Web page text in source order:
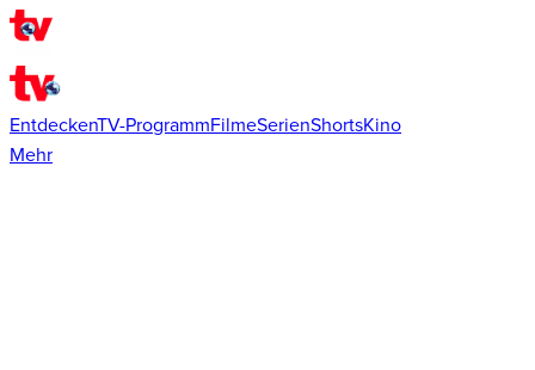
EntdeckenTV-ProgrammFilmeSerienShortsKino
Mehr